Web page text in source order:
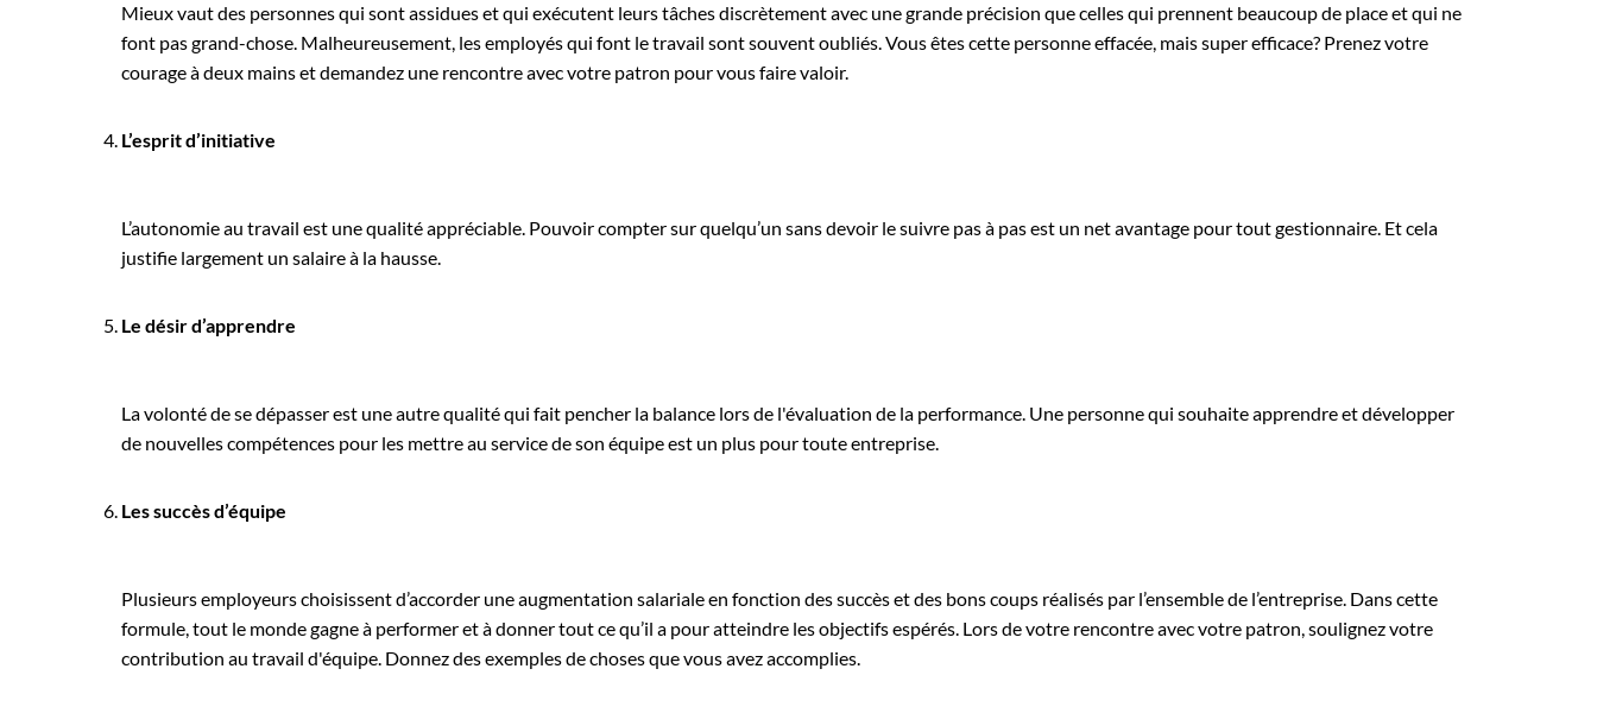
Mieux vaut des personnes qui sont assidues et qui exécutent leurs tâches discrètement avec une grande précision que celles qui prennent beaucoup de place et qui ne
font pas grand-chose. Malheureusement, les employés qui font le travail sont souvent oubliés. Vous êtes cette personne effacée, mais super efficace? Prenez votre
courage à deux mains et demandez une rencontre avec votre patron pour vous faire valoir.
L’esprit d’initiative
L’autonomie au travail est une qualité appréciable. Pouvoir compter sur quelqu’un sans devoir le suivre pas à pas est un net avantage pour tout gestionnaire. Et cela
justifie largement un salaire à la hausse.
Le désir d’apprendre
La volonté de se dépasser est une autre qualité qui fait pencher la balance lors de l'évaluation de la performance. Une personne qui souhaite apprendre et développer
de nouvelles compétences pour les mettre au service de son équipe est un plus pour toute entreprise.
Les succès d’équipe
Plusieurs employeurs choisissent d’accorder une augmentation salariale en fonction des succès et des bons coups réalisés par l’ensemble de l’entreprise. Dans cette
formule, tout le monde gagne à performer et à donner tout ce qu’il a pour atteindre les objectifs espérés. Lors de votre rencontre avec votre patron, soulignez votre
contribution au travail d'équipe. Donnez des exemples de choses que vous avez accomplies.